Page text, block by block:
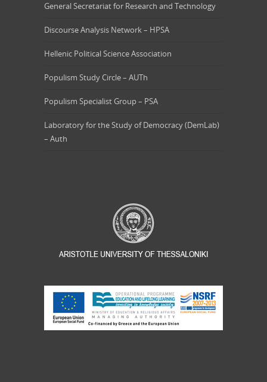
General Secretariat for Research and Technology
Discourse Analysis Network – HPSA
Hellenic Political Science Association
Populism Study Circle – AUTh
Populism Specialist Group – PSA
Laboratory for the Study of Democracy (DemLab)
– Auth